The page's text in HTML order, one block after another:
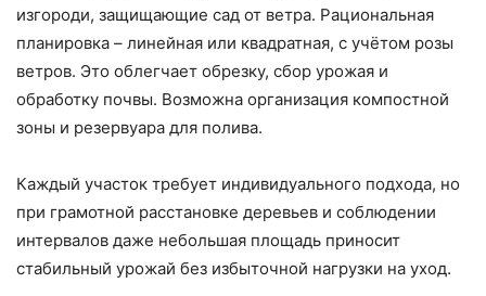
изгороди, защищающие сад от ветра. Рациональная
планировка – линейная или квадратная, с учётом розы
ветров. Это облегчает обрезку, сбор урожая и
обработку почвы. Возможна организация компостной
зоны и резервуара для полива.
Каждый участок требует индивидуального подхода, но
при грамотной расстановке деревьев и соблюдении
интервалов даже небольшая площадь приносит
стабильный урожай без избыточной нагрузки на уход.